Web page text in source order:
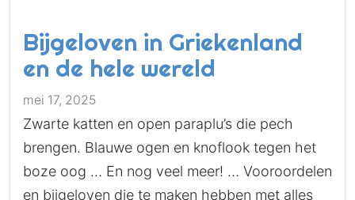
Bijgeloven in Griekenland
en de hele wereld
mei 17, 2025
Zwarte katten en open paraplu’s die pech
brengen. Blauwe ogen en knoflook tegen het
boze oog … En nog veel meer! … Vooroordelen
en bijgeloven die te maken hebben met alles